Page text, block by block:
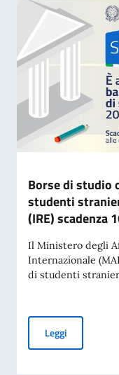
Borse di studio
studenti
(IRE) scadenza
Il Ministero degli
Internazionale
di studenti
LeggiBorse di